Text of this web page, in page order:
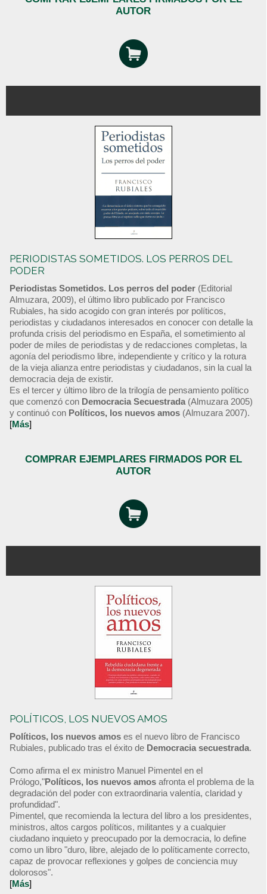
AUTOR
PERIODISTAS SOMETIDOS. LOS PERROS DEL
PODER
Periodistas Sometidos. Los perros del poder (Editorial
Almuzara, 2009), el último libro publicado por Francisco
Rubiales, ha sido acogido con gran interés por políticos,
periodistas y ciudadanos interesados en conocer con detalle la
profunda crisis del periodismo en España, el sometimiento al
poder de miles de periodistas y de redacciones completas, la
agonía del periodismo libre, independiente y crítico y la rotura
de la vieja alianza entre periodistas y ciudadanos, sin la cual la
democracia deja de existir.
Es el tercer y último libro de la trilogía de pensamiento político
que comenzó con Democracia Secuestrada (Almuzara 2005)
y continuó con Políticos, los nuevos amos (Almuzara 2007).
[Más]
COMPRAR EJEMPLARES FIRMADOS POR EL
AUTOR
POLÍTICOS, LOS NUEVOS AMOS
Políticos, los nuevos amos es el nuevo libro de Francisco
Rubiales, publicado tras el éxito de Democracia secuestrada.
Como afirma el ex ministro Manuel Pimentel en el
Prólogo,"Políticos, los nuevos amos afronta el problema de la
degradación del poder con extraordinaria valentía, claridad y
profundidad".
Pimentel, que recomienda la lectura del libro a los presidentes,
ministros, altos cargos políticos, militantes y a cualquier
ciudadano inquieto y preocupado por la democracia, lo define
como un libro "duro, libre, alejado de lo políticamente correcto,
capaz de provocar reflexiones y golpes de conciencia muy
dolorosos".
[Más]